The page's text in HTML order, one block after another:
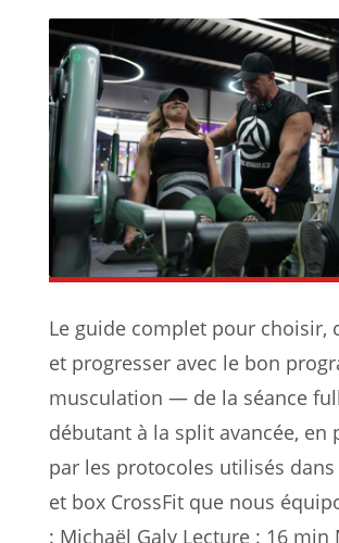
Le guide complet pour choisir,
et progresser avec le bon
musculation — de la séance
débutant à la split avancée, en
par les protocoles utilisés
et box CrossFit que nous
: Michaël Galy Lecture : 16 min